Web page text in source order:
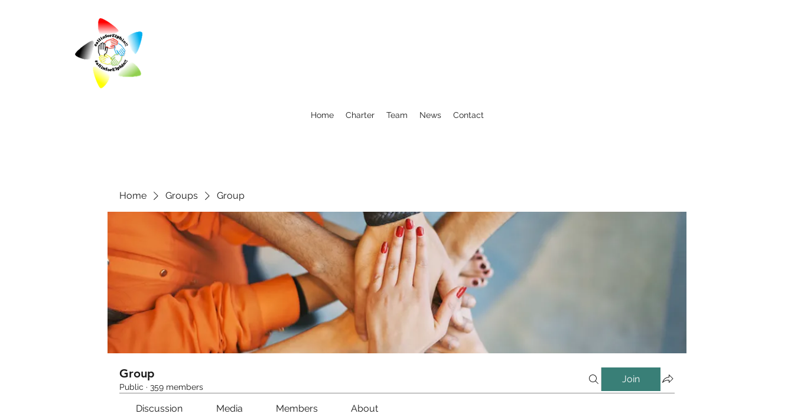
Home Charter Team News Contact
Home Groups Group
Group
Public · 359 members
Join
Discussion Media Members About